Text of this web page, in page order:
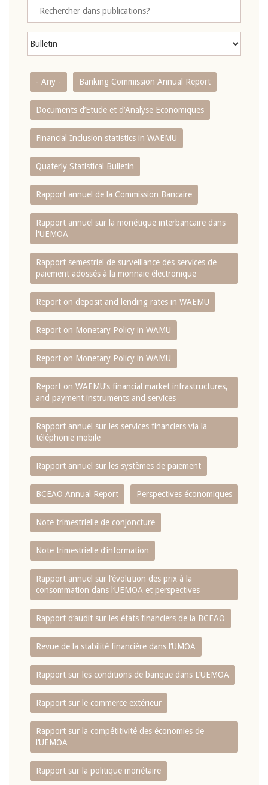
- Any - Banking Commission Annual Report
Documents d’Etude et d’Analyse Economiques
Financial Inclusion statistics in WAEMU
Quaterly Statistical Bulletin
Rapport annuel de la Commission Bancaire
Rapport annuel sur la monétique interbancaire dans
l'UEMOA
Rapport semestriel de surveillance des services de
paiement adossés à la monnaie électronique
Report on deposit and lending rates in WAEMU
Report on Monetary Policy in WAMU
Report on Monetary Policy in WAMU
Report on WAEMU’s financial market infrastructures,
and payment instruments and services
Rapport annuel sur les services financiers via la
téléphonie mobile
Rapport annuel sur les systèmes de paiement
BCEAO Annual Report Perspectives économiques
Note trimestrielle de conjoncture
Note trimestrielle d‘information
Rapport annuel sur l‘évolution des prix à la
consommation dans l‘UEMOA et perspectives
Rapport d‘audit sur les états financiers de la BCEAO
Revue de la stabilité financière dans l‘UMOA
Rapport sur les conditions de banque dans L‘UEMOA
Rapport sur le commerce extérieur
Rapport sur la compétitivité des économies de
l‘UEMOA
Rapport sur la politique monétaire